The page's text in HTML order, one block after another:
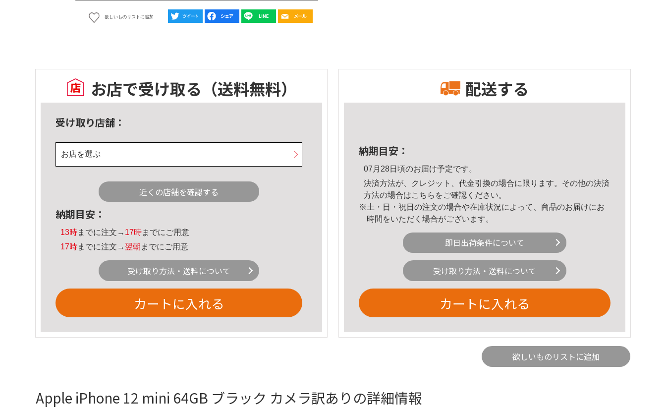
欲しいものリストに追加
お店で受け取る （送料無料）
受け取り店舗：
お店を選ぶ
近くの店舗を確認する
納期目安：
13時までに注文→ 17時までにご用意
17時までに注文→ 翌朝 までにご用意
受け取り方法・送料について
カートに入れる
配送する
納期目安：
07月28日頃のお届け予定です。
決済方法が、クレジット、代金引換の場合に限ります。その他の決済
方法の場合はこちら をご確認ください。
※土・日・祝日の注文の場合や在庫状況によって、商品のお届けにお
時間をいただく場合がございます。
即日出荷条件について
受け取り方法・送料について
カートに入れる
欲しいものリストに追加
Apple iPhone 12 mini 64GB ブラック カメラ訳ありの詳細情報